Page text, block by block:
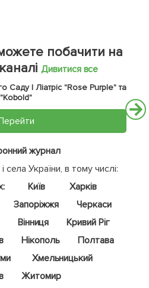
побачити на
Дивитися все
Саду | Ліатріс "Rose Purple" та
"Kobold"
журнал
села України, в тому числі:
Київ
Харків
Запоріжжя
Черкаси
Вінниця
Кривий Ріг
Нікополь
Полтава
Хмельницький
Житомир